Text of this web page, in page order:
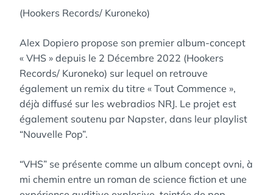
(Hookers Records/ Kuroneko)
Alex Dopiero propose son premier album-concept
« VHS » depuis le 2 Décembre 2022 (Hookers
Records/ Kuroneko) sur lequel on retrouve
également un remix du titre « Tout Commence »,
déjà diffusé sur les webradios NRJ. Le projet est
également soutenu par Napster, dans leur playlist
“Nouvelle Pop”.
“VHS” se présente comme un album concept ovni, à
mi chemin entre un roman de science fiction et une